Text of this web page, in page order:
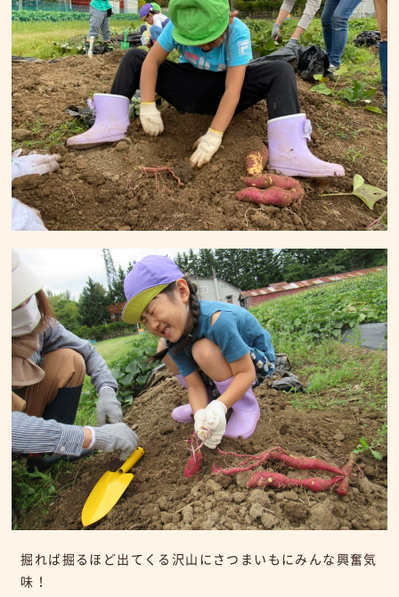
掘れば掘るほど出てくる沢山にさつまいもにみんな興奮気
味！